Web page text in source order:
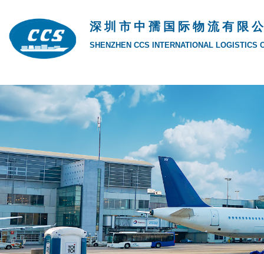
深 圳 市 中 孺 国 际 物 流 有 限
SHENZHEN CCS INTERNATIONAL LOGISTICS